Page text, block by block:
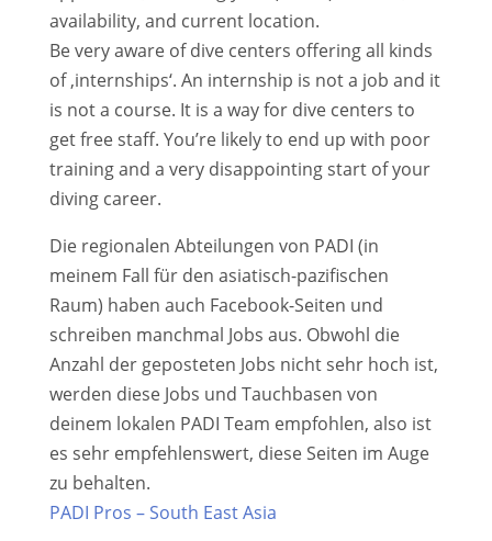
availability, and current location.
Be very aware of dive centers offering all kinds
of ‚internships‘. An internship is not a job and it
is not a course. It is a way for dive centers to
get free staff. You’re likely to end up with poor
training and a very disappointing start of your
diving career.
Die regionalen Abteilungen von PADI (in
meinem Fall für den asiatisch-pazifischen
Raum) haben auch Facebook-Seiten und
schreiben manchmal Jobs aus. Obwohl die
Anzahl der geposteten Jobs nicht sehr hoch ist,
werden diese Jobs und Tauchbasen von
deinem lokalen PADI Team empfohlen, also ist
es sehr empfehlenswert, diese Seiten im Auge
zu behalten.
PADI Pros – South East Asia